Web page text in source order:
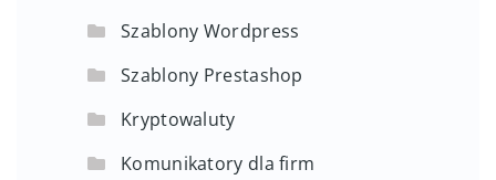
Szablony Wordpress
Szablony Prestashop
Kryptowaluty
Komunikatory dla firm